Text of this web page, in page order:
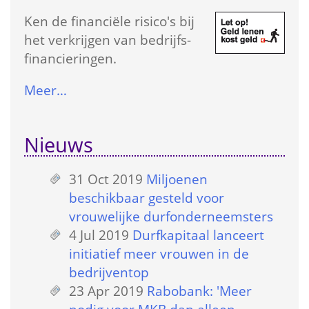
Ken de financiële risico's bij
het verkrijgen van bedrijfs­
financieringen.
Meer…
Nieuws
31 Oct 2019 Miljoenen
beschikbaar gesteld voor
vrouwelijke durfonderneemsters
4 Jul 2019 Durfkapitaal lanceert
initiatief meer vrouwen in de
bedrijventop
23 Apr 2019 Rabobank: 'Meer